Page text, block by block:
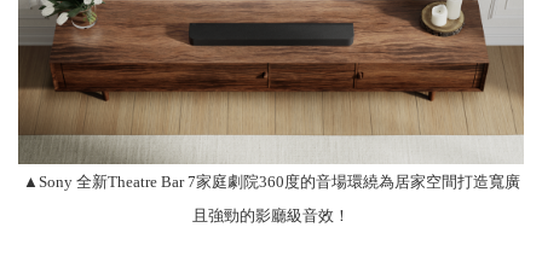
▲Sony 全新Theatre Bar 7家庭劇院360度的音場環繞為居家空間打造寬廣
且強勁的影廳級音效！